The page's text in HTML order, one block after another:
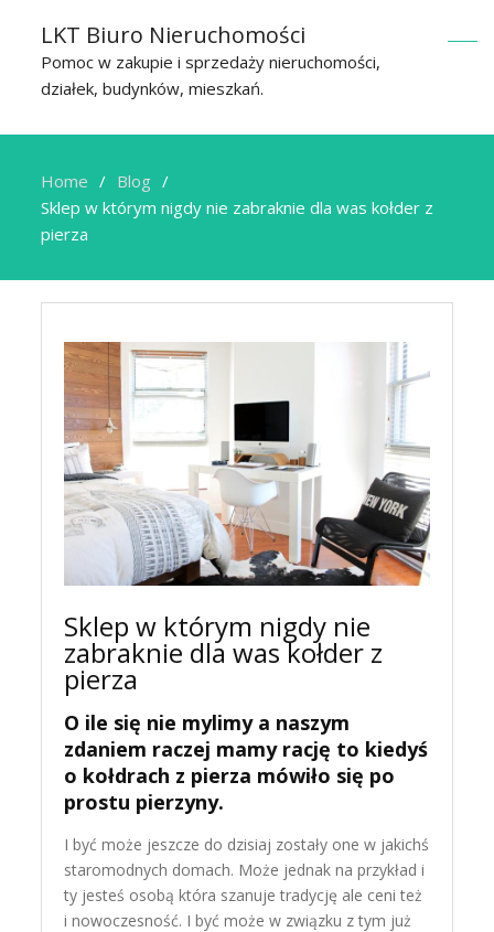
LKT Biuro Nieruchomości
Pomoc w zakupie i sprzedaży nieruchomości,
działek, budynków, mieszkań.
Home
Blog
Sklep w którym nigdy nie zabraknie dla was kołder z
pierza
Sklep w którym nigdy nie
zabraknie dla was kołder z
pierza
O ile się nie mylimy a naszym
zdaniem raczej mamy rację to kiedyś
o kołdrach z pierza mówiło się po
prostu pierzyny.
I być może jeszcze do dzisiaj zostały one w jakichś
staromodnych domach. Może jednak na przykład i
ty jesteś osobą która szanuje tradycję ale ceni też
i nowoczesność. I być może w związku z tym już